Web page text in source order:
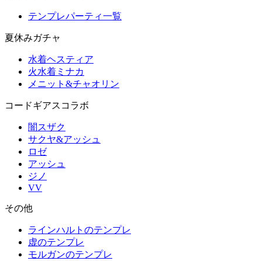
テンプレパーティ一覧
夏休みガチャ
水着ヘスティア
火水着ミナカ
メニット&チャオリン
コードギアスコラボ
闇スザク
サクヤ&アッシュ
ロゼ
アッシュ
ジノ
VV
その他
ラインハルトのテンプレ
虚のテンプレ
モルガンのテンプレ